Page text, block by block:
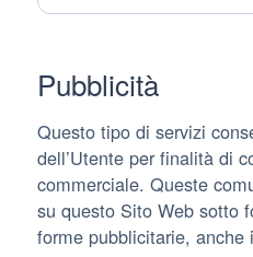
Pubblicità
Questo tipo di servizi
dell’Utente per finalità di
commerciale. Queste
su questo Sito Web sotto
forme pubblicitarie,